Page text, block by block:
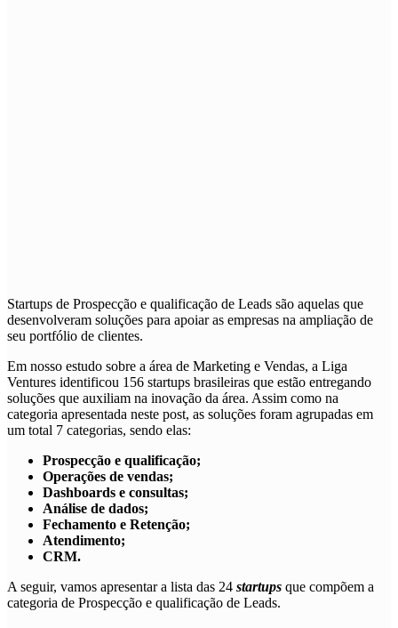
Startups de Prospecção e qualificação de Leads são aquelas que
desenvolveram soluções para apoiar as empresas na ampliação de
seu portfólio de clientes.
Em nosso estudo sobre a área de Marketing e Vendas, a Liga
Ventures identificou 156 startups brasileiras que estão entregando
soluções que auxiliam na inovação da área. Assim como na
categoria apresentada neste post, as soluções foram agrupadas em
um total 7 categorias, sendo elas:
Prospecção e qualificação;
Operações de vendas;
Dashboards e consultas;
Análise de dados;
Fechamento e Retenção;
Atendimento;
CRM.
A seguir, vamos apresentar a lista das 24 startups que compõem a
categoria de Prospecção e qualificação de Leads.